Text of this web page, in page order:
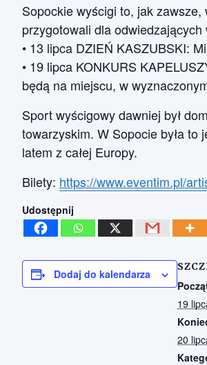
Sopockie wyścigi to, jak
przygotowali dla odwiedzających
• 13 lipca DZIEŃ KASZUBSKI:
• 19 lipca KONKURS
będą na miejscu, w
Sport wyścigowy dawniej był
towarzyskim. W Sopocie była
latem z całej Europy.
Bilety: https://www.eventim.pl/
Udostępnij
Dodaj do kalendarza
19
20